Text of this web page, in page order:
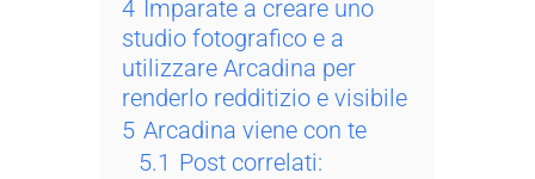
4 Imparate a creare uno
studio fotografico e a
utilizzare Arcadina per
renderlo redditizio e visibile
5 Arcadina viene con te
5.1 Post correlati: